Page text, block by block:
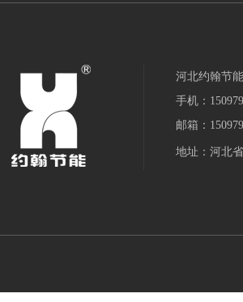
河北约翰节
手机：
邮箱：
地址：河北